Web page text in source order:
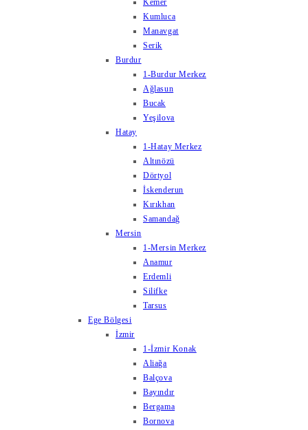
Kemer
Kumluca
Manavgat
Serik
Burdur
1-Burdur Merkez
Ağlasun
Bucak
Yeşilova
Hatay
1-Hatay Merkez
Altınözü
Dörtyol
İskenderun
Kırıkhan
Samandağ
Mersin
1-Mersin Merkez
Anamur
Erdemli
Silifke
Tarsus
Ege Bölgesi
İzmir
1-İzmir Konak
Aliağa
Balçova
Bayındır
Bergama
Bornova